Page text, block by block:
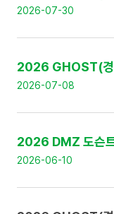
목
날
로
구
2026-07-30
2026 GHOST(경
2026-07-08
2026 DMZ 도슨
2026-06-10